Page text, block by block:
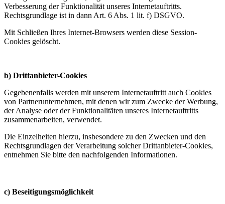
Verbesserung der Funktionalität unseres Internetauftritts.
Rechtsgrundlage ist in dann Art. 6 Abs. 1 lit. f) DSGVO.
Mit Schließen Ihres Internet-Browsers werden diese Session-
Cookies gelöscht.
b) Drittanbieter-Cookies
Gegebenenfalls werden mit unserem Internetauftritt auch Cookies
von Partnerunternehmen, mit denen wir zum Zwecke der Werbung,
der Analyse oder der Funktionalitäten unseres Internetauftritts
zusammenarbeiten, verwendet.
Die Einzelheiten hierzu, insbesondere zu den Zwecken und den
Rechtsgrundlagen der Verarbeitung solcher Drittanbieter-Cookies,
entnehmen Sie bitte den nachfolgenden Informationen.
c) Beseitigungsmöglichkeit